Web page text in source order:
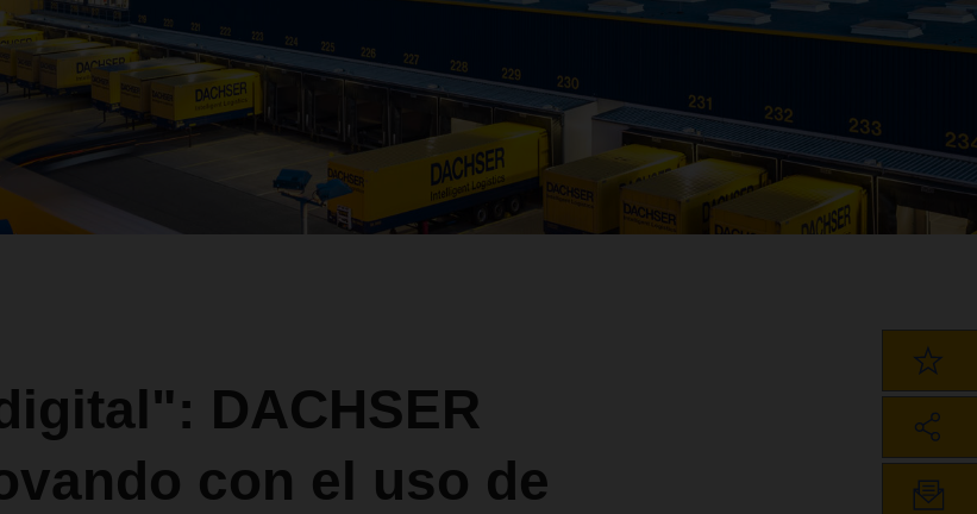
DACHSER
con el uso de